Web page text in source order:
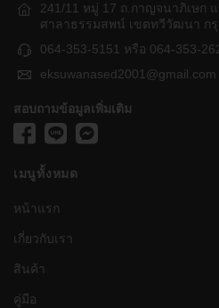
241/11 หมู่ 17 ถ.กาญจนาภิเษก
ศาลาธรรมสพน์ เขตทวีวัฒนา กรุ
064-353-5151 หรือ 064-353-
eksuwanased2001@gmail.com
สอบถามข้อมูลเพิ่มเติม
เมนูทั้งหมด
หน้าแรก
เกี่ยวกับเรา
สินค้า
คู่มือ